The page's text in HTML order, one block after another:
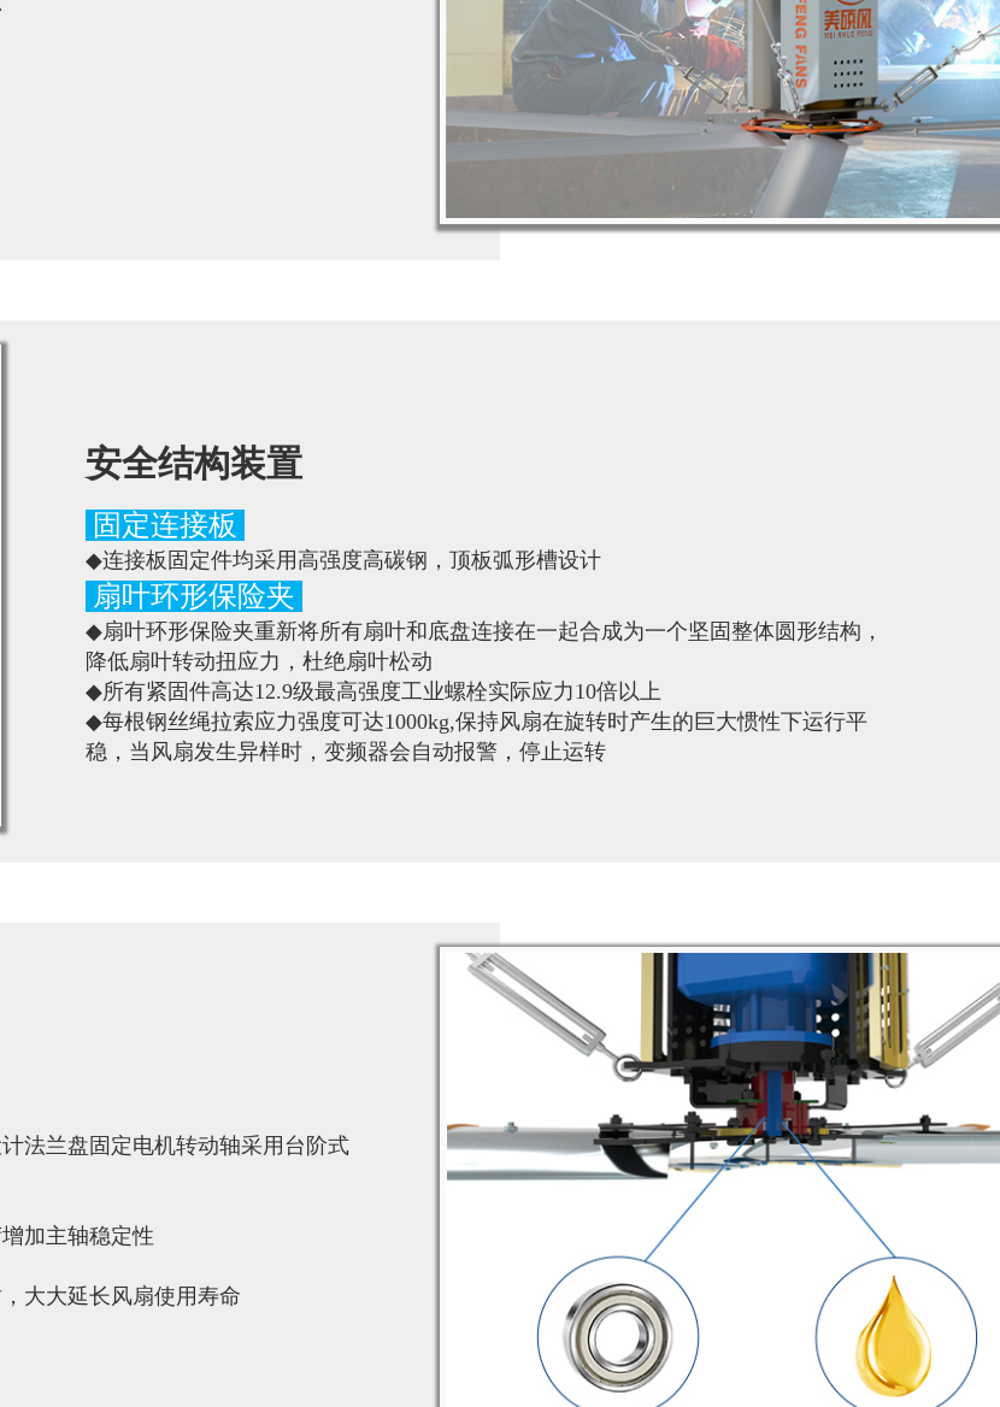
安全结构装置
固定连接板
◆连接板固定件均采用高强度高碳钢，顶板弧形槽设计
扇叶环形保险夹
◆扇叶环形保险夹重新将所有扇叶和底盘连接在一起合成为一个坚固整体圆形结构，
降低扇叶转动扭应力，杜绝扇叶松动
◆所有紧固件高达12.9级最高强度工业螺栓实际应力10倍以上
◆每根钢丝绳拉索应力强度可达1000kg,保持风扇在旋转时产生的巨大惯性下运行平
稳，当风扇发生异样时，变频器会自动报警，停止运转
法兰盘固定电机转动轴采用台阶式
加主轴稳定性
大大延长风扇使用寿命